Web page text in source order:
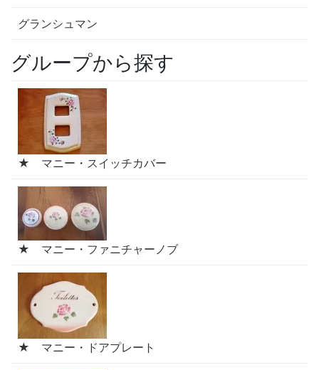
グランシュマン
グループから探す
★ マニー・スイッチカバー
★ マニー・ファニチャーノブ
★ マニー・ドアプレート